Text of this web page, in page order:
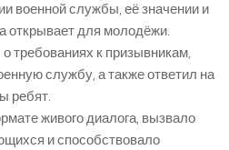
военной службы, её значении и
открывает для молодёжи.
требованиях к призывникам,
службу, а также ответил на
ребят.
живого диалога, вызвало
и способствовало